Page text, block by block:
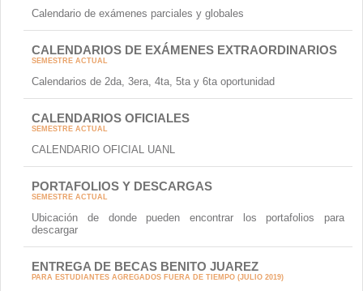
Calendario de exámenes parciales y globales
CALENDARIOS DE EXÁMENES EXTRAORDINARIOS
SEMESTRE ACTUAL
Calendarios de 2da, 3era, 4ta, 5ta y 6ta oportunidad
CALENDARIOS OFICIALES
SEMESTRE ACTUAL
CALENDARIO OFICIAL UANL
PORTAFOLIOS Y DESCARGAS
SEMESTRE ACTUAL
Ubicación de donde pueden encontrar los portafolios para
descargar
ENTREGA DE BECAS BENITO JUAREZ
PARA ESTUDIANTES AGREGADOS FUERA DE TIEMPO (JULIO 2019)